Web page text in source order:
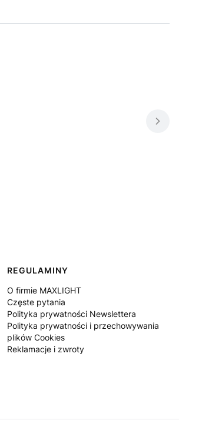
REGULAMINY
O firmie MAXLIGHT
Częste pytania
Polityka prywatności Newslettera
Polityka prywatności i przechowywania
plików Cookies
Reklamacje i zwroty